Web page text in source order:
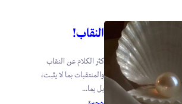
النقاب!
كثر الكلام عن النقاب
والمنتقبات بما لا يثبت،
بل بما...
هجيرة